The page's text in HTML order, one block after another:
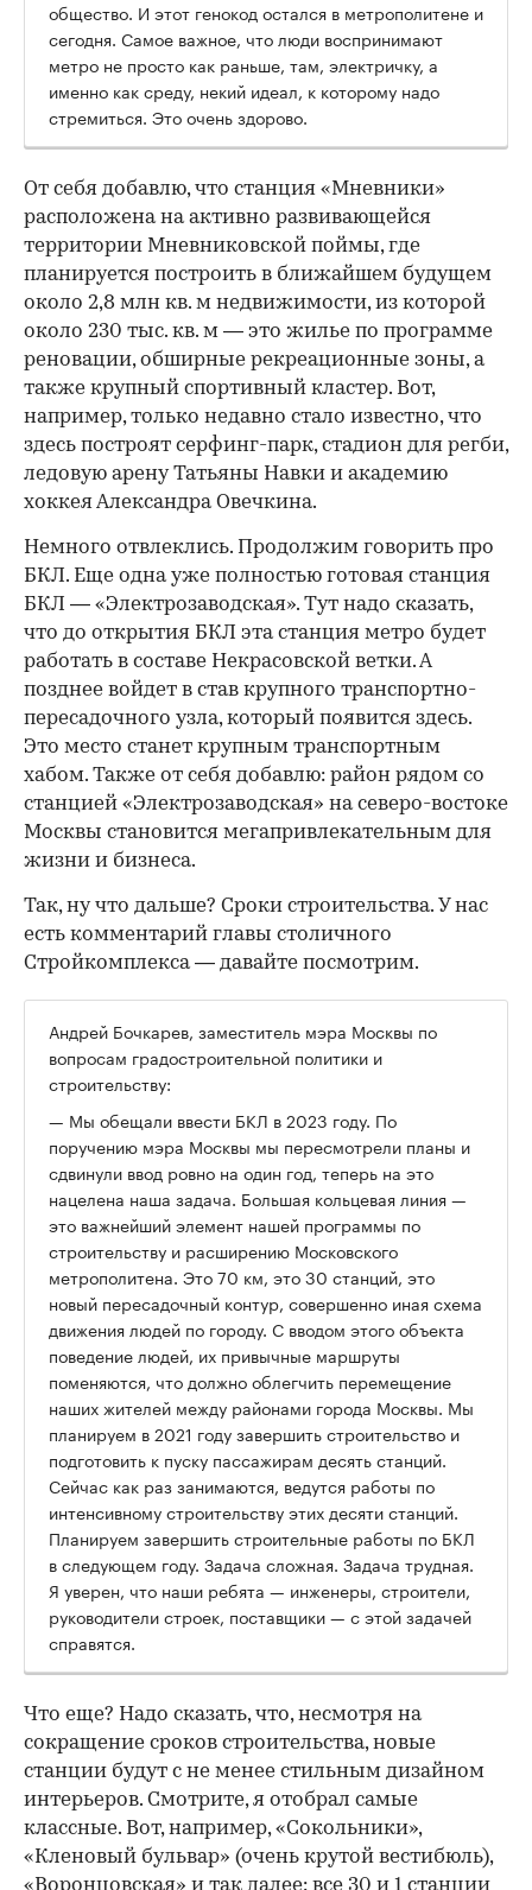
общество. И этот генокод остался в метрополитене и
сегодня. Самое важное, что люди воспринимают
метро не просто как раньше, там, электричку, а
именно как среду, некий идеал, к которому надо
стремиться. Это очень здорово.
От себя добавлю, что станция «Мневники»
расположена на активно развивающейся
территории Мневниковской поймы, где
планируется построить в ближайшем будущем
около 2,8 млн кв. м недвижимости, из которой
около 230 тыс. кв. м — это жилье по программе
реновации, обширные рекреационные зоны, а
также крупный спортивный кластер. Вот,
например, только недавно стало известно, что
здесь построят серфинг-парк, стадион для регби,
ледовую арену Татьяны Навки и академию
хоккея Александра Овечкина.
Немного отвлеклись. Продолжим говорить про
БКЛ. Еще одна уже полностью готовая станция
БКЛ — «Электрозаводская». Тут надо сказать,
что до открытия БКЛ эта станция метро будет
работать в составе Некрасовской ветки. А
позднее войдет в став крупного транспортно-
пересадочного узла, который появится здесь.
Это место станет крупным транспортным
хабом. Также от себя добавлю: район рядом со
станцией «Электрозаводская» на северо-востоке
Москвы становится мегапривлекательным для
жизни и бизнеса.
Так, ну что дальше? Сроки строительства. У нас
есть комментарий главы столичного
Стройкомплекса — давайте посмотрим.
Андрей Бочкарев, заместитель мэра Москвы по
вопросам градостроительной политики и
строительству:
— Мы обещали ввести БКЛ в 2023 году. По
поручению мэра Москвы мы пересмотрели планы и
сдвинули ввод ровно на один год, теперь на это
нацелена наша задача. Большая кольцевая линия —
это важнейший элемент нашей программы по
строительству и расширению Московского
метрополитена. Это 70 км, это 30 станций, это
новый пересадочный контур, совершенно иная схема
движения людей по городу. С вводом этого объекта
поведение людей, их привычные маршруты
поменяются, что должно облегчить перемещение
наших жителей между районами города Москвы. Мы
планируем в 2021 году завершить строительство и
подготовить к пуску пассажирам десять станций.
Сейчас как раз занимаются, ведутся работы по
интенсивному строительству этих десяти станций.
Планируем завершить строительные работы по БКЛ
в следующем году. Задача сложная. Задача трудная.
Я уверен, что наши ребята — инженеры, строители,
руководители строек, поставщики — с этой задачей
справятся.
Что еще? Надо сказать, что, несмотря на
сокращение сроков строительства, новые
станции будут с не менее стильным дизайном
интерьеров. Смотрите, я отобрал самые
классные. Вот, например, «Сокольники»,
«Кленовый бульвар» (очень крутой вестибюль),
«Воронцовская» и так далее: все 30 и 1 станции